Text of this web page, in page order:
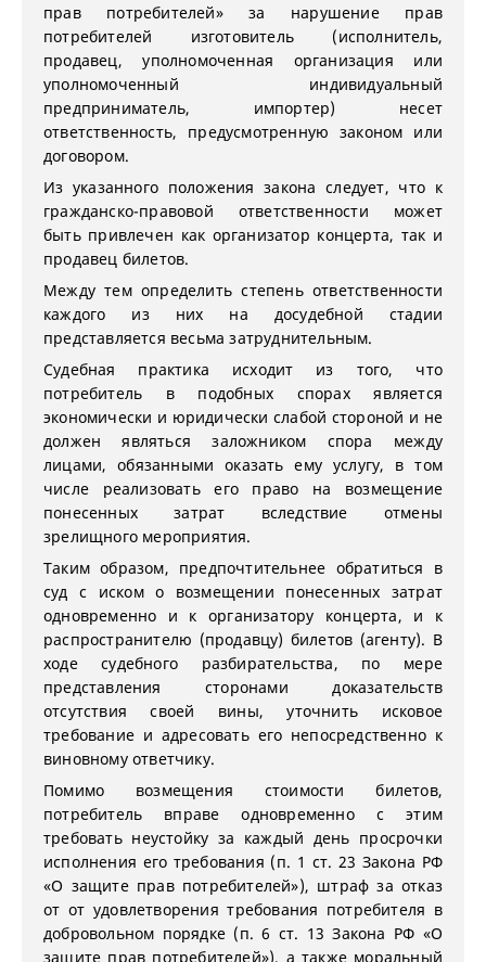
прав потребителей» за нарушение прав
потребителей изготовитель (исполнитель,
продавец, уполномоченная организация или
уполномоченный индивидуальный
предприниматель, импортер) несет
ответственность, предусмотренную законом или
договором.
Из указанного положения закона следует, что к
гражданско-правовой ответственности может
быть привлечен как организатор концерта, так и
продавец билетов.
Между тем определить степень ответственности
каждого из них на досудебной стадии
представляется весьма затруднительным.
Судебная практика исходит из того, что
потребитель в подобных спорах является
экономически и юридически слабой стороной и не
должен являться заложником спора между
лицами, обязанными оказать ему услугу, в том
числе реализовать его право на возмещение
понесенных затрат вследствие отмены
зрелищного мероприятия.
Таким образом, предпочтительнее обратиться в
суд с иском о возмещении понесенных затрат
одновременно и к организатору концерта, и к
распространителю (продавцу) билетов (агенту). В
ходе судебного разбирательства, по мере
представления сторонами доказательств
отсутствия своей вины, уточнить исковое
требование и адресовать его непосредственно к
виновному ответчику.
Помимо возмещения стоимости билетов,
потребитель вправе одновременно с этим
требовать неустойку за каждый день просрочки
исполнения его требования (п. 1 ст. 23 Закона РФ
«О защите прав потребителей»), штраф за отказ
от от удовлетворения требования потребителя в
добровольном порядке (п. 6 ст. 13 Закона РФ «О
защите прав потребителей»), а также моральный